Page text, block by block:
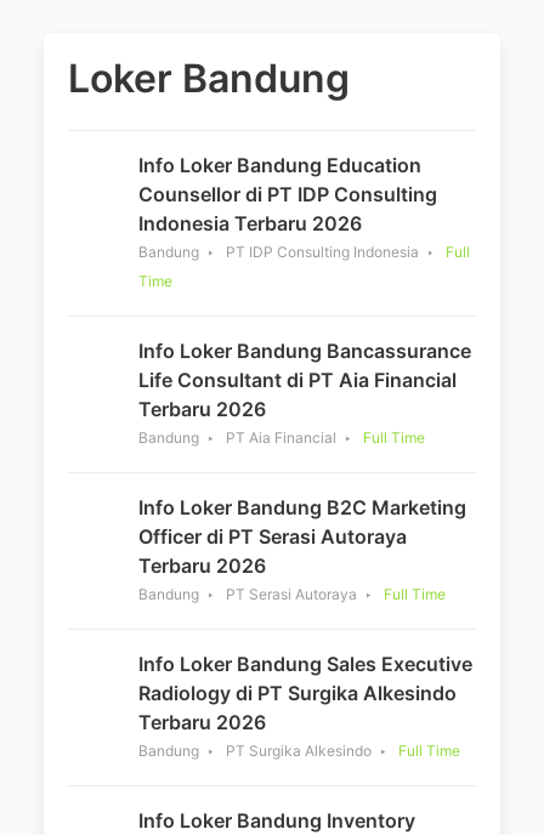
Loker Bandung
Info Loker Bandung Education
Counsellor di PT IDP Consulting
Indonesia Terbaru 2026
Bandung PT IDP Consulting Indonesia
Full
Time
Info Loker Bandung Bancassurance
Life Consultant di PT Aia Financial
Terbaru 2026
Bandung PT Aia Financial Full Time
Info Loker Bandung B2C Marketing
Officer di PT Serasi Autoraya
Terbaru 2026
Bandung PT Serasi Autoraya Full Time
Info Loker Bandung Sales Executive
Radiology di PT Surgika Alkesindo
Terbaru 2026
Bandung PT Surgika Alkesindo Full Time
Info Loker Bandung Inventory